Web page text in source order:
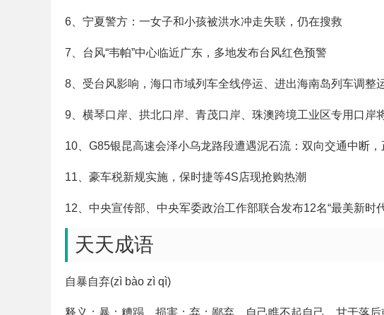
6、宁夏警方：一女子和小孩被洪水冲走失联，仍在搜救
7、台风“韦帕”中心临近广东，多地发布台风红色预警
8、受台风影响，海口市域列车全线停运、进出海南岛列车调整
9、横琴口岸、拱北口岸、青茂口岸、珠澳跨境工业区专用口岸
10、G85银昆高速会泽小乌龙路段遭遇泥石流：双向交通中断，
11、豪车税新规实施，保时捷等4S店现抢购热潮
12、中央宣传部、中央军委政治工作部联合发布12名“最美新时
天天成语
自暴自弃(zì bào zì qì)
释义：暴：糟蹋、损害；弃：鄙弃。自己瞧不起自己，甘于落后